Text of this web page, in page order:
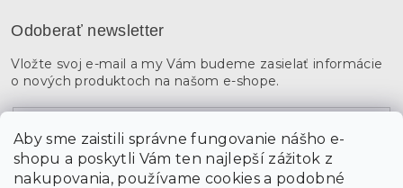
Aby sme zaistili správne fungovanie nášho e-
shopu a poskytli Vám ten najlepší zážitok z
nakupovania, používame cookies a podobné
Odoberať newsletter
Vložte svoj e-mail a my Vám budeme zasielať informácie
o nových produktoch na našom e-shope.
Vložením údajov súhlasíte s podmienkami ochrany
osobných údajov